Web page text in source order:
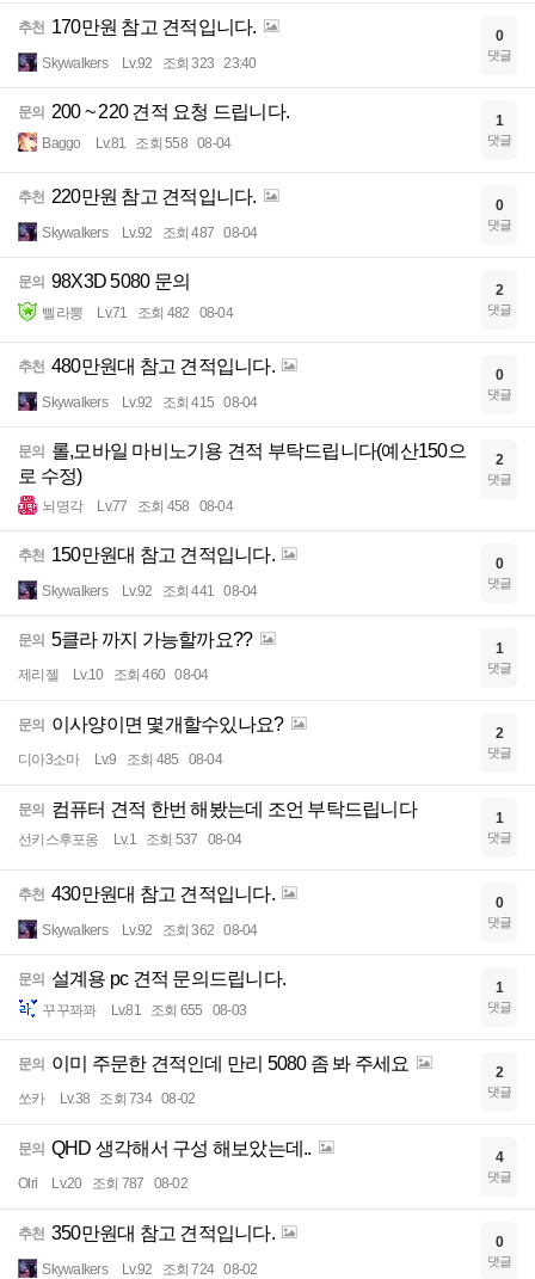
추천 170만원 참고 견적입니다.
Skywalkers Lv.92 조회 323 23:40
0
댓글
문의 200 ~ 220 견적 요청 드립니다.
Baggo Lv.81 조회 558 08-04
1
댓글
추천 220만원 참고 견적입니다.
Skywalkers Lv.92 조회 487 08-04
0
댓글
문의 98X3D 5080 문의
삘라뽕 Lv.71 조회 482 08-04
2
댓글
추천 480만원대 참고 견적입니다.
Skywalkers Lv.92 조회 415 08-04
0
댓글
문의
롤,모바일 마비노기용 견적 부탁드립니다(예산150으
로 수정)
뇌명각 Lv.77 조회 458 08-04
2
댓글
추천 150만원대 참고 견적입니다.
Skywalkers Lv.92 조회 441 08-04
0
댓글
문의 5클라 까지 가능할까요??
제리젤 Lv.10 조회 460 08-04
1
댓글
문의 이사양이면 몇개할수있나요?
디아3소마 Lv.9 조회 485 08-04
2
댓글
문의 컴퓨터 견적 한번 해봤는데 조언 부탁드립니다
선키스후포옹 Lv.1 조회 537 08-04
1
댓글
추천 430만원대 참고 견적입니다.
Skywalkers Lv.92 조회 362 08-04
0
댓글
문의 설계용 pc 견적 문의드립니다.
꾸꾸꽈꽈 Lv.81 조회 655 08-03
1
댓글
문의 이미 주문한 견적인데 만리 5080 좀 봐 주세요
쏘카 Lv.38 조회 734 08-02
2
댓글
문의 QHD 생각해서 구성 해보았는데..
Olri Lv.20 조회 787 08-02
4
댓글
추천 350만원대 참고 견적입니다.
Skywalkers Lv.92 조회 724 08-02
0
댓글